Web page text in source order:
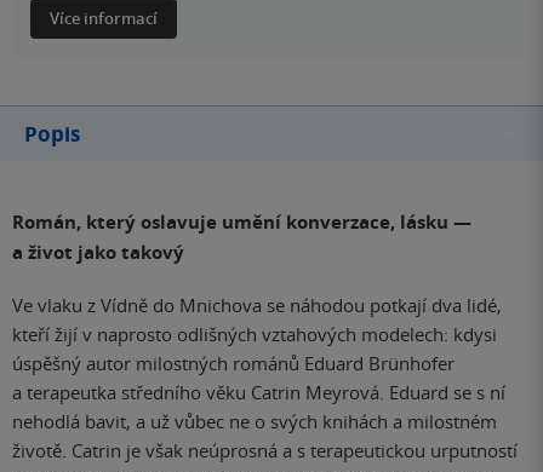
Více informací
Popis
Román, který oslavuje umění konverzace, lásku —
a život jako takový
Ve vlaku z Vídně do Mnichova se náhodou potkají dva lidé,
kteří žijí v naprosto odlišných vztahových modelech: kdysi
úspěšný autor milostných románů Eduard Brünhofer
a terapeutka středního věku Catrin Meyrová. Eduard se s ní
nehodlá bavit, a už vůbec ne o svých knihách a milostném
životě. Catrin je však neúprosná a s terapeutickou urputností